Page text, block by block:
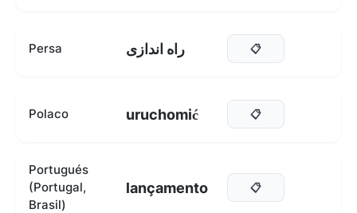
Persa راه اندازی 📋
Polaco uruchomić 📋
Portugués
(Portugal,
Brasil)
lançamento 📋